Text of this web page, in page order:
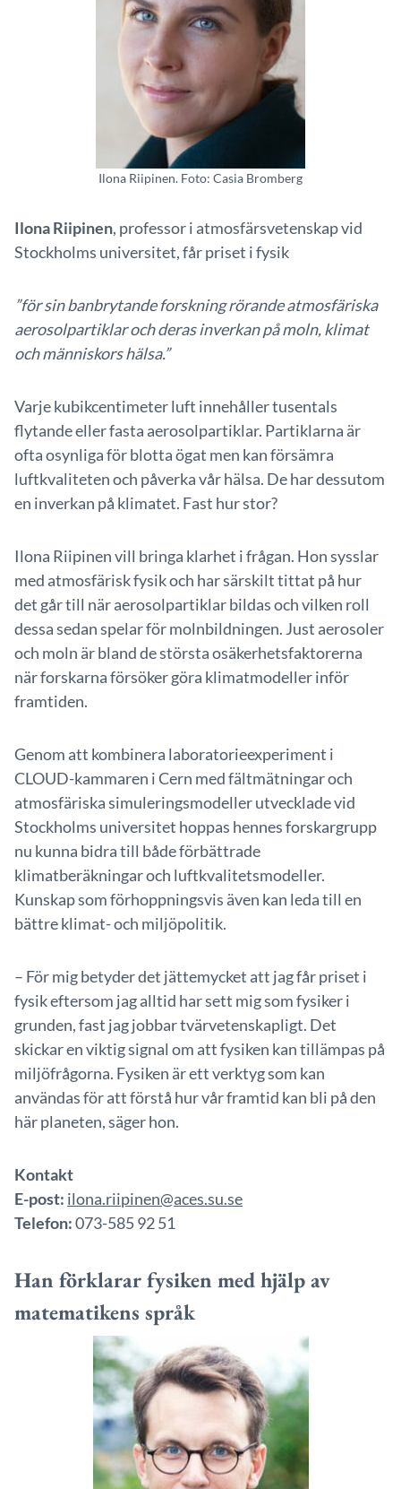
Ilona Riipinen. Foto: Casia Bromberg
Ilona Riipinen, professor i atmosfärsvetenskap vid
Stockholms universitet, får priset i fysik
”för sin banbrytande forskning rörande atmosfäriska
aerosolpartiklar och deras inverkan på moln, klimat
och människors hälsa.”
Varje kubikcentimeter luft innehåller tusentals
flytande eller fasta aerosolpartiklar. Partiklarna är
ofta osynliga för blotta ögat men kan försämra
luftkvaliteten och påverka vår hälsa. De har dessutom
en inverkan på klimatet. Fast hur stor?
Ilona Riipinen vill bringa klarhet i frågan. Hon sysslar
med atmosfärisk fysik och har särskilt tittat på hur
det går till när aerosolpartiklar bildas och vilken roll
dessa sedan spelar för molnbildningen. Just aerosoler
och moln är bland de största osäkerhetsfaktorerna
när forskarna försöker göra klimatmodeller inför
framtiden.
Genom att kombinera laboratorieexperiment i
CLOUD-kammaren i Cern med fältmätningar och
atmosfäriska simuleringsmodeller utvecklade vid
Stockholms universitet hoppas hennes forskargrupp
nu kunna bidra till både förbättrade
klimatberäkningar och luftkvalitetsmodeller.
Kunskap som förhoppningsvis även kan leda till en
bättre klimat- och miljöpolitik.
– För mig betyder det jättemycket att jag får priset i
fysik eftersom jag alltid har sett mig som fysiker i
grunden, fast jag jobbar tvärvetenskapligt. Det
skickar en viktig signal om att fysiken kan tillämpas på
miljöfrågorna. Fysiken är ett verktyg som kan
användas för att förstå hur vår framtid kan bli på den
här planeten, säger hon.
Kontakt
E-post: ilona.riipinen@aces.su.se
Telefon:073-585 92 51
Han förklarar fysiken med hjälp av
matematikens språk